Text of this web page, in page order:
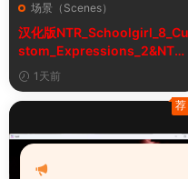
场景（Scenes）
汉化版NTR_Schoolgirl_8_Cu
stom_Expressions_2&NTR
女学生8自定义表情
1天前
荐